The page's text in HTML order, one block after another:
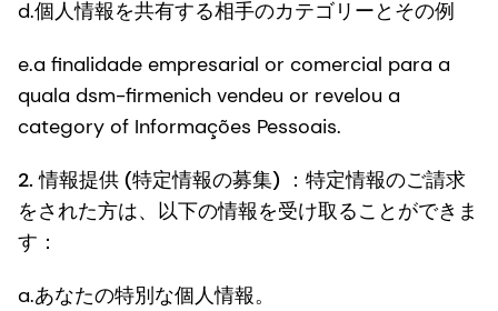
d.個人情報を共有する相手のカテゴリーとその例
e.a finalidade empresarial or comercial para a
quala dsm-firmenich vendeu or revelou a
category of Informações Pessoais.
2. 情報提供 (特定情報の募集) ：特定情報のご請求
をされた方は、以下の情報を受け取ることができま
す：
a.あなたの特別な個人情報。